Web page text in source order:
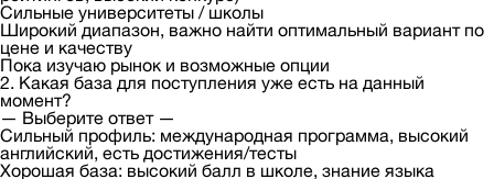
Сильные университеты / школы
Широкий диапазон, важно найти оптимальный вариант по
цене и качеству
Пока изучаю рынок и возможные опции
2. Какая база для поступления уже есть на данный
момент?
— Выберите ответ —
Сильный профиль: международная программа, высокий
английский, есть достижения/тесты
Хорошая база: высокий балл в школе, знание языка